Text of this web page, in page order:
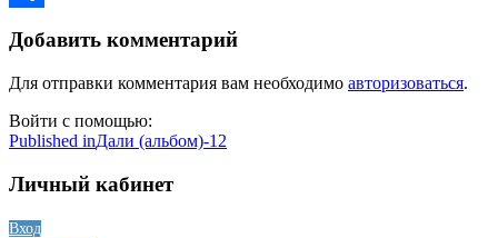
Добавить комментарий
Для отправки комментария вам необходимо авторизоваться.
Войти с помощью:
Навигация
по
Published inДали (альбом)-12
Личный кабинет
Вход